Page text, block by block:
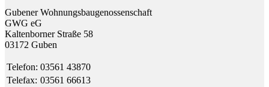
Gubener Wohnungs­bau­genossen­schaft
GWG eG
Kalten­borner Straße 58
03172 Guben
Telefon: 03561 43870
Telefax: 03561 66613